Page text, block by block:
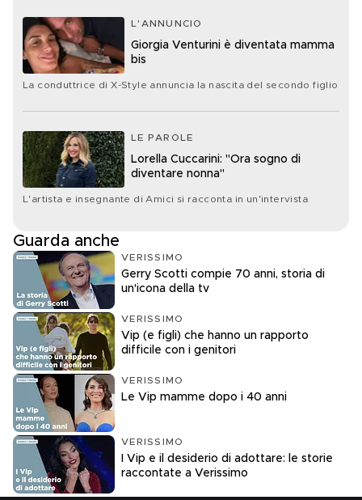
L'ANNUNCIO
Giorgia Venturini è diventata mamma
bis
La conduttrice di X-Style annuncia la nascita del secondo figlio
LE PAROLE
Lorella Cuccarini: "Ora sogno di
diventare nonna"
L'artista e insegnante di Amici si racconta in un'intervista
Guarda anche
VERISSIMO
Gerry Scotti compie 70 anni, storia di
un'icona della tv
VERISSIMO
Vip (e figli) che hanno un rapporto
difficile con i genitori
VERISSIMO
Le Vip mamme dopo i 40 anni
VERISSIMO
I Vip e il desiderio di adottare: le storie
raccontate a Verissimo